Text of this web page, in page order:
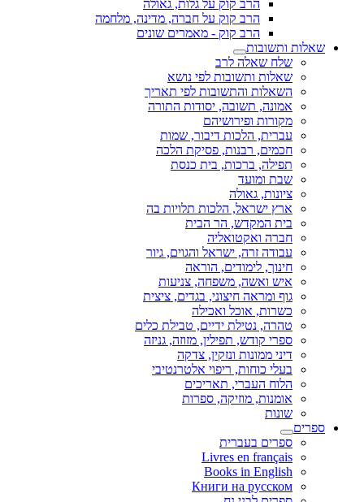
הרב קוק על גלות, גאולה
הרב קוק על חברה, מדינה, מלחמה
הרב קוק - מאמרים שונים
שאלות ותשובות
שלח שאלה לרב
שאלות ותשובות לפי נושא
השאלות והתשובות לפי תאריך
אמונה, תשובה, יסודות התורה
מקורות ופירושיהם
עברית, הלכות דיבור, שמות
חכמים, רבנות, פסיקת הלכה
תפילה, ברכות, בית כנסת
שבת ומועד
ציונות, גאולה
ארץ ישראל, הלכות תלויות בה
בית המקדש, הר הבית
חברה ואקטואליה
עבודה זרה, ישראל והגוים, גיור
חינוך, לימודים, הוראה
איש ואשה, משפחה, צניעות
גוף ומראה חיצוני, בגדים, ציצית
כשרות, אוכל ואכילה
טהרה, נטילת ידיים, טבילת כלים
ספרי קודש, תפילין, מזוזה, גניזה
דיני ממונות ונזקין, צדקה
בעלי כוחות, ריפוי אלטרנטיבי
הלוח העברי, תאריכים
אומנות, מוזיקה, ספרות
שונות
ספרים
ספרים בעברית
Livres en français
Books in English
Книги на русском